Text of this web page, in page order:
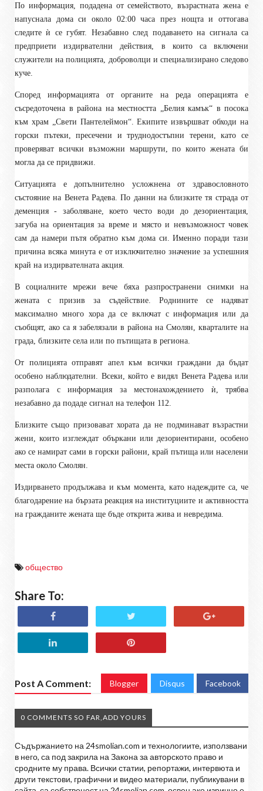
По информация, подадена от семейството, възрастната жена е
напуснала дома си около 02:00 часа през нощта и оттогава
следите ѝ се губят. Незабавно след подаването на сигнала са
предприети издирвателни действия, в които са включени
служители на полицията, доброволци и специализирано следово
куче.
Според информацията от органите на реда операцията е
съсредоточена в района на местността „Белия камък“ в посока
към храм „Свети Пантелеймон“. Екипите извършват обходи на
горски пътеки, пресечени и труднодостъпни терени, като се
проверяват всички възможни маршрути, по които жената би
могла да се придвижи.
Ситуацията е допълнително усложнена от здравословното
състояние на Венета Радева. По данни на близките тя страда от
деменция - заболяване, което често води до дезориентация,
загуба на ориентация за време и място и невъзможност човек
сам да намери пътя обратно към дома си. Именно поради тази
причина всяка минута е от изключително значение за успешния
край на издирвателната акция.
В социалните мрежи вече бяха разпространени снимки на
жената с призив за съдействие. Роднините се надяват
максимално много хора да се включат с информация или да
съобщят, ако са я забелязали в района на Смолян, кварталите на
града, близките села или по пътищата в региона.
От полицията отправят апел към всички граждани да бъдат
особено наблюдателни. Всеки, който е видял Венета Радева или
разполага с информация за местонахождението ѝ, трябва
незабавно да подаде сигнал на телефон 112.
Близките също призовават хората да не подминават възрастни
жени, които изглеждат объркани или дезориентирани, особено
ако се намират сами в горски райони, край пътища или населени
места около Смолян.
Издирването продължава и към момента, като надеждите са, че
благодарение на бързата реакция на институциите и активността
на гражданите жената ще бъде открита жива и невредима.
общество
Share To:
Post A Comment: Blogger Disqus Facebook
0 COMMENTS SO FAR,ADD YOURS
Съдържанието на 24smolian.com и технологиите, използвани
в него, са под закрила на Закона за авторското право и
сродните му права. Всички статии, репортажи, интервюта и
други текстови, графични и видео материали, публикувани в